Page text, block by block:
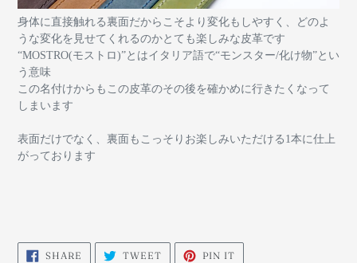
身体に直接触れる裏面だからこそより変化もしやすく、どのよ
うな変化を見せてくれるのかとても楽しみな皮革です
“MOSTRO(モストロ)”とはイタリア語で“モンスター/化け物”とい
う意味
この名付けからもこの皮革のその後を確かめに行きたくなって
しまいます
表面だけでなく、裏面もこっそりお楽しみいただける1本に仕上
がっております
SHARE SHARE TWEETTWEET PIN IT